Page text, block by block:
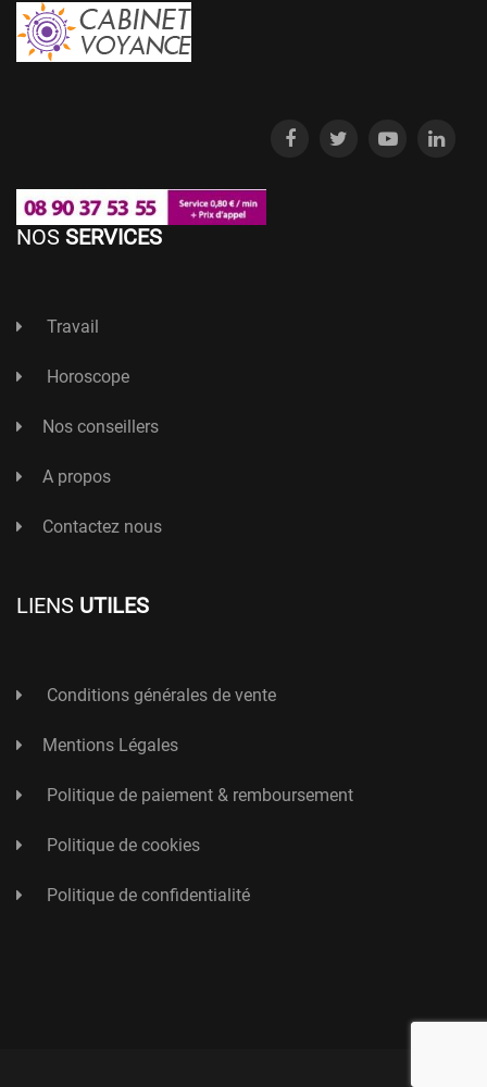
NOS SERVICES
Travail
Horoscope
Nos conseillers
A propos
Contactez nous
LIENS UTILES
Conditions générales de vente
Mentions Légales
Politique de paiement & remboursement
Politique de cookies
Politique de confidentialité